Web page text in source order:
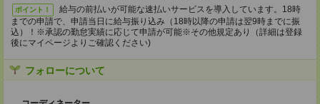
ポイント！
給与の前払いが可能な速払いサービスを導入しています。18時
までの申請で、申請当日に給与振り込み（18時以降の申請は翌9時までに振
込）！※承認の勤怠実績に応じて申請が可能※その他規定あり（詳細は登録
後にマイページよりご確認ください)
フォローについて